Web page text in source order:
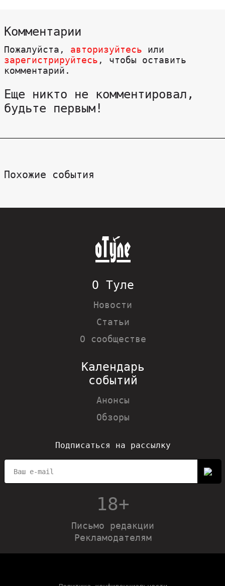
Комментарии
Пожалуйста, авторизуйтесь или
зарегистрируйтесь , чтобы оставить
комментарий.
Еще никто не комментировал,
будьте первым!
Похожие события
О Туле
Новости
Статьи
О сообществе
Календарь
событий
Анонсы
Обзоры
Подписаться на рассылку
18+
Письмо редакции
Рекламодателям